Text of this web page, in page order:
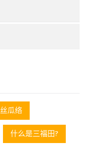
丝瓜络
什么是三福田?